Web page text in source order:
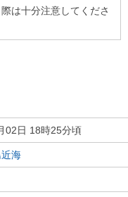
は十分注意してくださ
02日 18時25分頃
近海